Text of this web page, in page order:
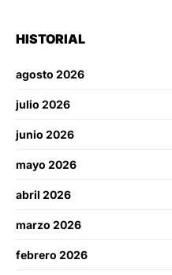
HISTORIAL
agosto 2026
julio 2026
junio 2026
mayo 2026
abril 2026
marzo 2026
febrero 2026